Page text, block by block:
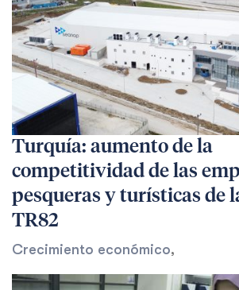
Turquía: aumento de la
competitividad de las
pesqueras y turísticas de
TR82
Crecimiento económico,